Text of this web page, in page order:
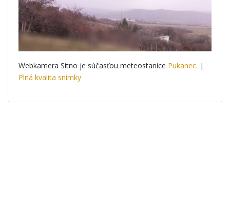
Webkamera Sitno je súčasťou meteostanice Pukanec. |
Plná kvalita snímky